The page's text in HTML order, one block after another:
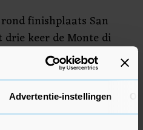
Advertentie-instellingen
finishplaats San
keer de Monte di
van een kleine 3
Bij de eerste
met de groep rond
opgelopen tot zo'n elf